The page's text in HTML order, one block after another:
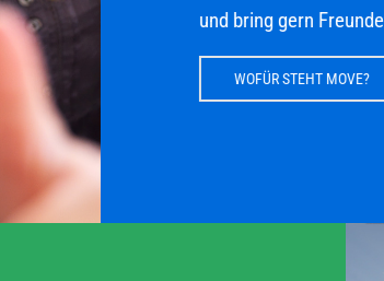
und bring gern Freunde
WOFÜR STEHT MOVE?